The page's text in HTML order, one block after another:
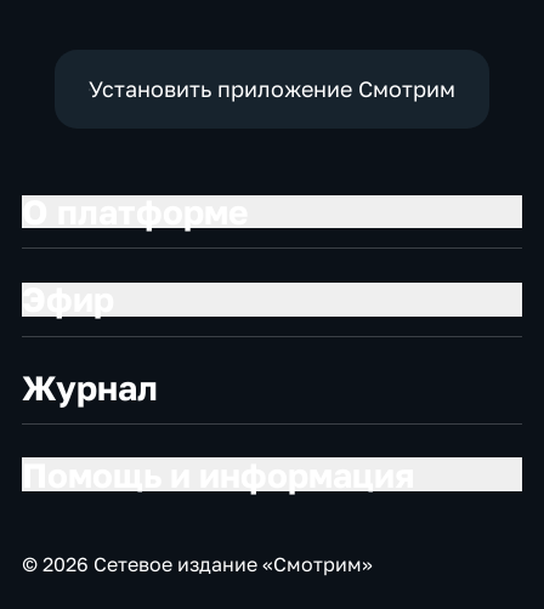
Установить приложение Смотрим
Журнал
© 2026 Сетевое издание «Смотрим»